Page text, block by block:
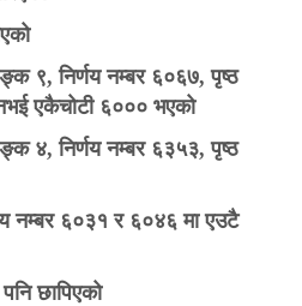
९, निर्णय नम्बर ६०६७, पृष्ठ
एकैचोटी ६००० भएको
४, निर्णय नम्बर ६३५३, पृष्ठ
नम्बर ६०३१ र ६०४६ मा एउटै
छापिएको